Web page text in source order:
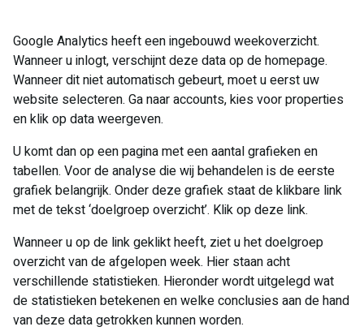
Google Analytics heeft een ingebouwd weekoverzicht.
Wanneer u inlogt, verschijnt deze data op de homepage.
Wanneer dit niet automatisch gebeurt, moet u eerst uw
website selecteren. Ga naar accounts, kies voor properties
en klik op data weergeven.
U komt dan op een pagina met een aantal grafieken en
tabellen. Voor de analyse die wij behandelen is de eerste
grafiek belangrijk. Onder deze grafiek staat de klikbare link
met de tekst ‘doelgroep overzicht’. Klik op deze link.
Wanneer u op de link geklikt heeft, ziet u het doelgroep
overzicht van de afgelopen week. Hier staan acht
verschillende statistieken. Hieronder wordt uitgelegd wat
de statistieken betekenen en welke conclusies aan de hand
van deze data getrokken kunnen worden.